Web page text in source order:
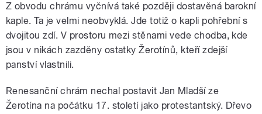
Z obvodu chrámu vyčnívá také později dostavěná barokní
kaple. Ta je velmi neobvyklá. Jde totiž o kapli pohřební s
dvojitou zdí. V prostoru mezi stěnami vede chodba, kde
jsou v nikách zazděny ostatky Žerotínů, kteří zdejší
panství vlastnili.
Renesanční chrám nechal postavit Jan Mladší ze
Žerotína na počátku 17. století jako protestantský. Dřevo